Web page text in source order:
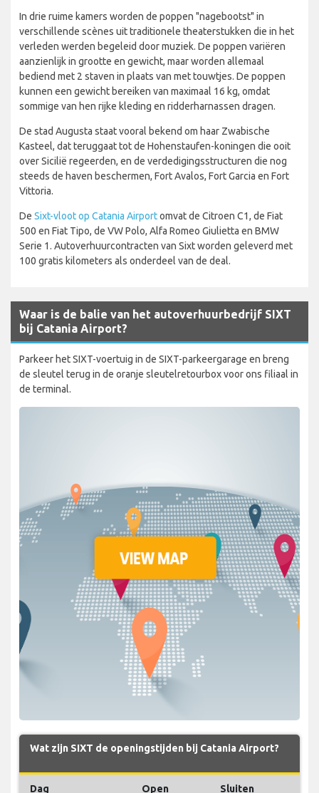
In drie ruime kamers worden de poppen "nagebootst" in
verschillende scènes uit traditionele theaterstukken die in het
verleden werden begeleid door muziek. De poppen variëren
aanzienlijk in grootte en gewicht, maar worden allemaal
bediend met 2 staven in plaats van met touwtjes. De poppen
kunnen een gewicht bereiken van maximaal 16 kg, omdat
sommige van hen rijke kleding en ridderharnassen dragen.
De stad Augusta staat vooral bekend om haar Zwabische
Kasteel, dat teruggaat tot de Hohenstaufen-koningen die ooit
over Sicilië regeerden, en de verdedigingsstructuren die nog
steeds de haven beschermen, Fort Avalos, Fort Garcia en Fort
Vittoria.
De Sixt-vloot op Catania Airportomvat de Citroen C1, de Fiat
500 en Fiat Tipo, de VW Polo, Alfa Romeo Giulietta en BMW
Serie 1. Autoverhuurcontracten van Sixt worden geleverd met
100 gratis kilometers als onderdeel van de deal.
Waar is de balie van het autoverhuurbedrijf SIXT
bij Catania Airport?
Parkeer het SIXT-voertuig in de SIXT-parkeergarage en breng
de sleutel terug in de oranje sleutelretourbox voor ons filiaal in
de terminal.
Wat zijn SIXT de openingstijden bij Catania Airport?
Dag Open Sluiten